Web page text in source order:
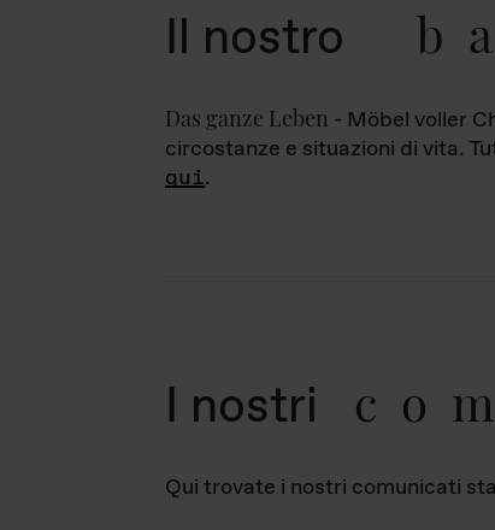
Il nostro
Das ganze Leben - Möbel voller
circostanze e situazioni di vita.
qui.
I nostri
Qui trovate i nostri comunicati